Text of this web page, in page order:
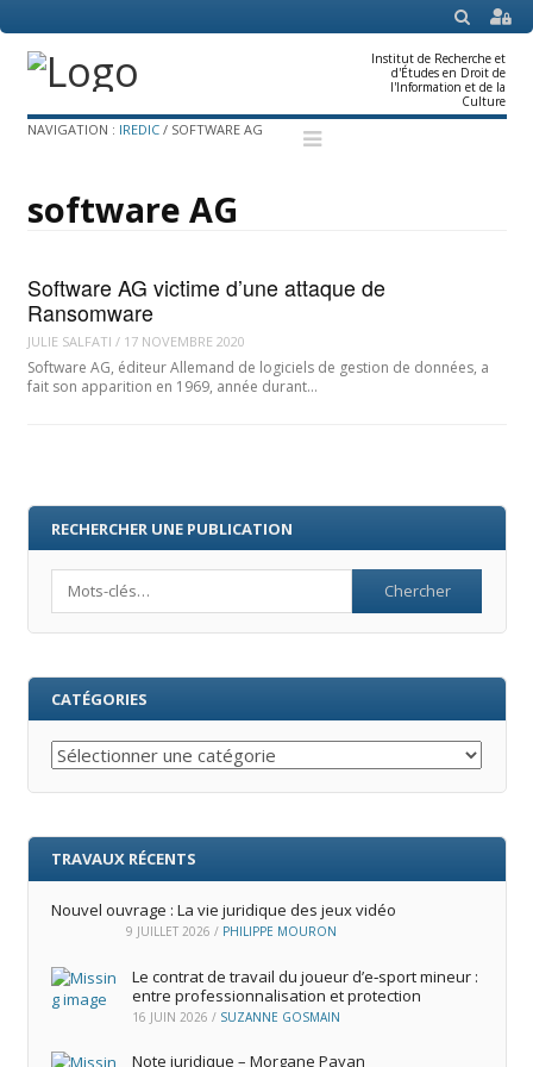
SEARCH
Institut de Recherche et
d'Études en Droit de
l'Information et de la
Culture
Menu
Skip
NAVIGATION : IREDIC / SOFTWARE AG
software AG
Software AG victime d’une attaque de
Ransomware
JULIE SALFATI / 17 NOVEMBRE 2020
Software AG, éditeur Allemand de logiciels de gestion de données, a
fait son apparition en 1969, année durant…
RECHERCHER UNE PUBLICATION
CATÉGORIES
Catégories
TRAVAUX RÉCENTS
Nouvel ouvrage : La vie juridique des jeux vidéo
9 JUILLET 2026 / PHILIPPE MOURON
Le contrat de travail du joueur d’e‑sport mineur :
entre professionnalisation et protection
16 JUIN 2026 / SUZANNE GOSMAIN
Note juridique – Morgane Payan